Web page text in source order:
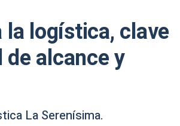
logística, clave
alcance y
La Serenísima.